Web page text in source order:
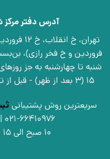
آدرس دفتر
15 (3 بعد از ظهر) - قبل از تشریف آوردن تماس بگیرید
سریعترین روش پشتیبانی
021-66410976 | 09030925756
10 صبح الی 15 (3 بعد از ظهر)